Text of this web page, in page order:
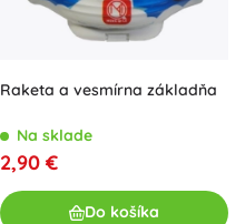
Raketa a vesmírna základňa
Na sklade
2,90 €
Do košíka